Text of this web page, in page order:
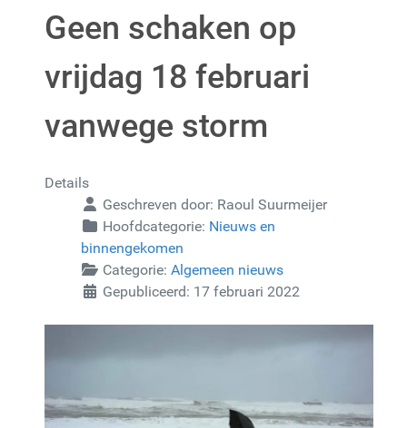
Geen schaken op
vrijdag 18 februari
vanwege storm
Details
Geschreven door: Raoul Suurmeijer
Hoofdcategorie: Nieuws en
binnengekomen
Categorie: Algemeen nieuws
Gepubliceerd: 17 februari 2022